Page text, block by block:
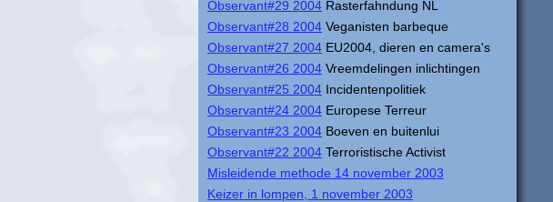
Observant#29 2004 Rasterfahndung NL
Observant#28 2004 Veganisten barbeque
Observant#27 2004 EU2004, dieren en camera's
Observant#26 2004 Vreemdelingen inlichtingen
Observant#25 2004 Incidentenpolitiek
Observant#24 2004 Europese Terreur
Observant#23 2004 Boeven en buitenlui
Observant#22 2004 Terroristische Activist
Misleidende methode 14 november 2003
Keizer in lompen, 1 november 2003